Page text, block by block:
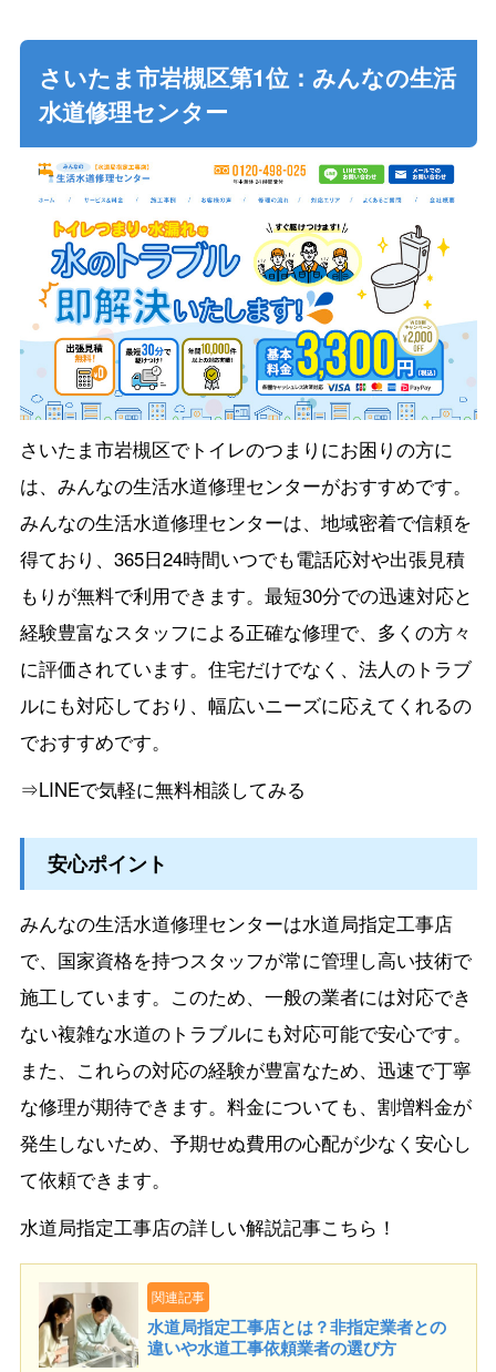
さいたま市岩槻区第1位：みんなの生活
水道修理センター
さいたま市岩槻区でトイレのつまりにお困りの方に
は、みんなの生活水道修理センターがおすすめです。
みんなの生活水道修理センターは、地域密着で信頼を
得ており、365日24時間いつでも電話応対や出張見積
もりが無料で利用できます。最短30分での迅速対応と
経験豊富なスタッフによる正確な修理で、多くの方々
に評価されています。住宅だけでなく、法人のトラブ
ルにも対応しており、幅広いニーズに応えてくれるの
でおすすめです。
⇒LINEで気軽に無料相談してみる
安心ポイント
みんなの生活水道修理センターは水道局指定工事店
で、国家資格を持つスタッフが常に管理し高い技術で
施工しています。このため、一般の業者には対応でき
ない複雑な水道のトラブルにも対応可能で安心です。
また、これらの対応の経験が豊富なため、迅速で丁寧
な修理が期待できます。料金についても、割増料金が
発生しないため、予期せぬ費用の心配が少なく安心し
て依頼できます。
水道局指定工事店の詳しい解説記事こちら！
関連記事
水道局指定工事店とは？非指定業者との
違いや水道工事依頼業者の選び方